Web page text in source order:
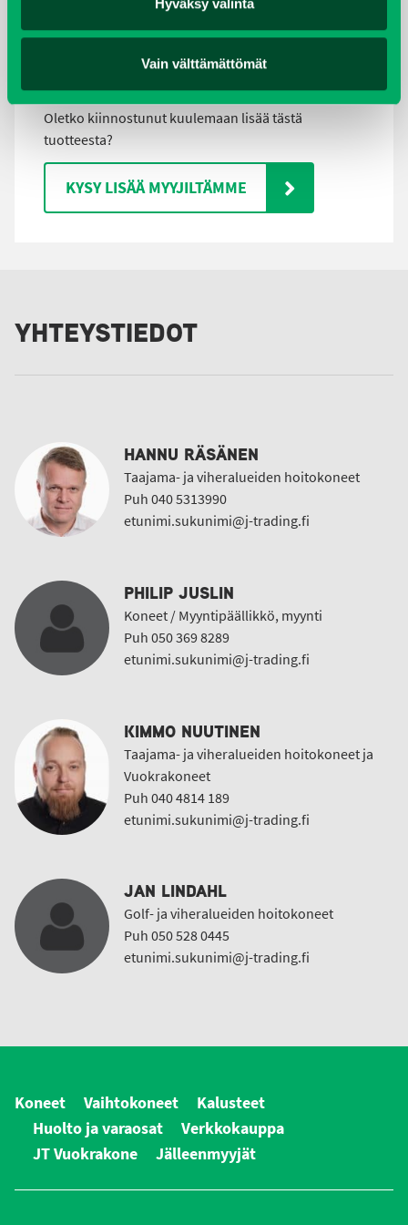
Hyväksy valinta
Vain välttämättömät
https://www.youtube.com/watch?v=velIkgkLtnU
LISÄTIEDOT
Oletko kiinnostunut kuulemaan lisää tästä
tuotteesta?
KYSY LISÄÄ MYYJILTÄMME
YHTEYSTIEDOT
HANNU RÄSÄNEN
Taajama- ja viheralueiden hoitokoneet
Puh 040 5313990
etunimi.sukunimi@j-trading.fi
PHILIP JUSLIN
Koneet / Myyntipäällikkö, myynti
Puh 050 369 8289
etunimi.sukunimi@j-trading.fi
KIMMO NUUTINEN
Taajama- ja viheralueiden hoitokoneet ja
Vuokrakoneet
Puh 040 4814 189
etunimi.sukunimi@j-trading.fi
JAN LINDAHL
Golf- ja viheralueiden hoitokoneet
Puh 050 528 0445
etunimi.sukunimi@j-trading.fi
Koneet Vaihtokoneet
Kalusteet
Huolto ja varaosat
Verkkokauppa
JT Vuokrakone
Jälleenmyyjät